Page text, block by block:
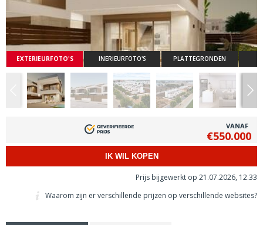
EXTERIEURFOTO'S INERIEURFOTO'S PLATTEGRONDEN
VANAF
€550.000
IK WIL KOPEN
Prijs bijgewerkt op 21.07.2026, 12.33
Waarom zijn er verschillende prijzen op verschillende websites?